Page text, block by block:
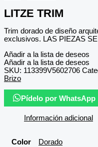
LITZE TRIM
Trim dorado de diseño
exclusivos. LAS PIEZAS
Añadir a la lista de deseos
Añadir a la lista de deseos
SKU: 113399V5602706
Brizo
Pídelo por WhatsApp
Información adicional
Color Dorado